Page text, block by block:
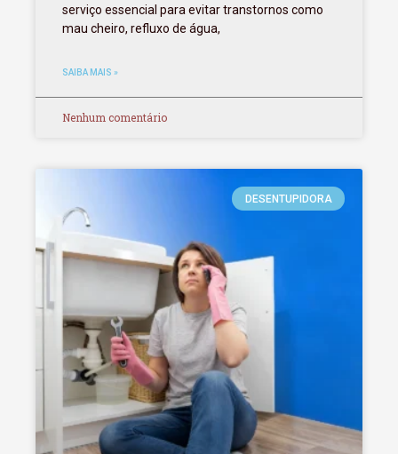
serviço essencial para evitar transtornos como
mau cheiro, refluxo de água,
SAIBA MAIS »
Nenhum comentário
DESENTUPIDORA